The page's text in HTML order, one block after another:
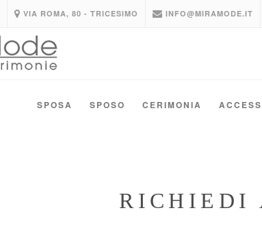
VIA ROMA, 80 - TRICESIMO INFO@MIRAMODE.IT
SPOSA SPOSO CERIMONIA
RICHIEDI